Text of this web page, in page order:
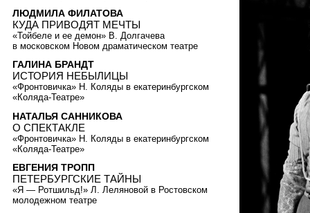
ЛЮДМИЛА ФИЛАТОВА
КУДА ПРИВОДЯТ МЕЧТЫ
«Тойбеле и ее демон» В. Долгачева
в московском Новом драматическом театре
ГАЛИНА БРАНДТ
ИСТОРИЯ НЕБЫЛИЦЫ
«Фронтовичка» Н. Коляды в екатеринбургском
«Коляда-Театре»
НАТАЛЬЯ САННИКОВА
О СПЕКТАКЛЕ
«Фронтовичка» Н. Коляды в екатеринбургском
«Коляда-Театре»
ЕВГЕНИЯ ТРОПП
ПЕТЕРБУРГСКИЕ ТАЙНЫ
«Я — Ротшильд!» Л. Леляновой в Ростовском
молодежном театре